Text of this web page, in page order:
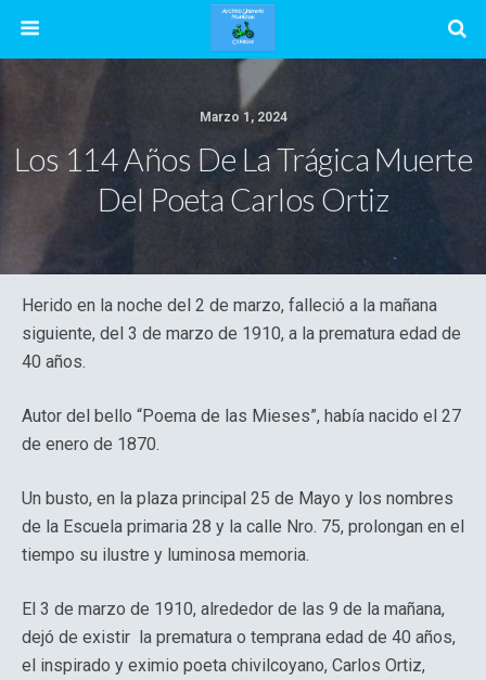
Marzo 1, 2024
Los 114 Años De La Trágica Muerte
Del Poeta Carlos Ortiz
Herido en la noche del 2 de marzo, falleció a la mañana
siguiente, del 3 de marzo de 1910, a la prematura edad de
40 años.
Autor del bello “Poema de las Mieses”, había nacido el 27
de enero de 1870.
Un busto, en la plaza principal 25 de Mayo y los nombres
de la Escuela primaria 28 y la calle Nro. 75, prolongan en el
tiempo su ilustre y luminosa memoria.
El 3 de marzo de 1910, alrededor de las 9 de la mañana,
dejó de existir la prematura o temprana edad de 40 años,
el inspirado y eximio poeta chivilcoyano, Carlos Ortiz,